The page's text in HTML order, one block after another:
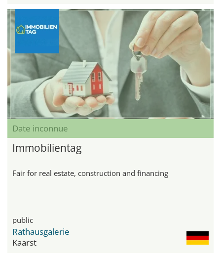
Date inconnue
Immobilientag
Fair for real estate, construction and financing
public
Rathausgalerie
Kaarst